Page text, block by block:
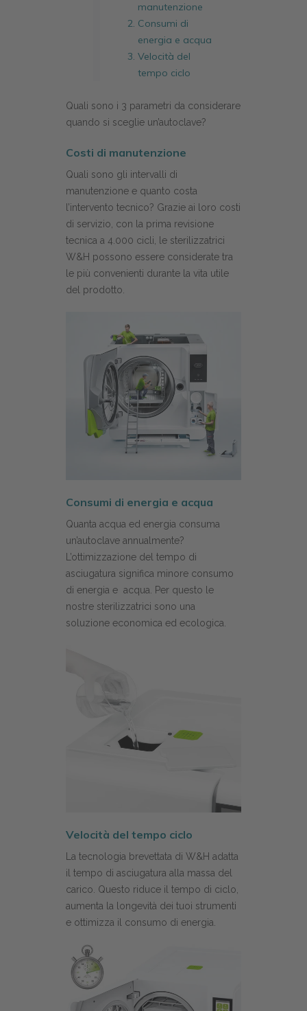
manutenzione
Consumi di
energia e acqua
Velocità del
tempo ciclo
Quali sono i 3 parametri da considerare
quando si sceglie un’autoclave?
Costi di manutenzione
Quali sono gli intervalli di
manutenzione e quanto costa
l’intervento tecnico? Grazie ai loro costi
di servizio, con la prima revisione
tecnica a 4.000 cicli, le sterilizzatrici
W&H possono essere considerate tra
le più convenienti durante la vita utile
del prodotto.
Consumi di energia e acqua
Quanta acqua ed energia consuma
un’autoclave annualmente?
L’ottimizzazione del tempo di
asciugatura significa minore consumo
di energia e acqua. Per questo le
nostre sterilizzatrici sono una
soluzione economica ed ecologica.
Velocità del tempo ciclo
La tecnologia brevettata di W&H adatta
il tempo di asciugatura alla massa del
carico. Questo riduce il tempo di ciclo,
aumenta la longevità dei tuoi strumenti
e ottimizza il consumo di energia.